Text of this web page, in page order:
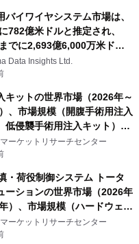
バイワイヤシステム市場は、
782億米ドルと推定され、
でに2,693億6,000万米ドル
と予測されており、予測期間
～2036年）
Data Insights Ltd.
キットの世界市場（2026年～
、市場規模（開腹手術用注入
低侵襲手術用注入キット）・
ートを発表
ーケットリサーチセンター
・荷役制御システム トータ
ーションの世界市場（2026年
）、市場規模（ハードウェ
トウェア、サービス）・分析
を発表
ーケットリサーチセンター